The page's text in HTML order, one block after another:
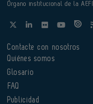
Órgano institucional de la AEFI
Contacte con nosotros
Quiénes somos
Glosario
FAQ
Publicidad